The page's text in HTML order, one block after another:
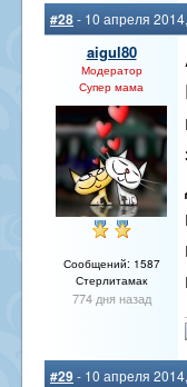
#28- 10 апреля
aigul80
Модератор
Супер мама
Сообщений: 1587
Стерлитамак
774 дня назад
#29- 10 апреля